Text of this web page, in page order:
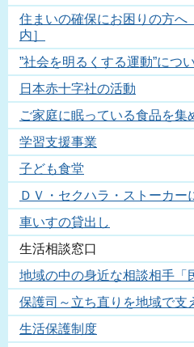
住まいの確保にお困りの方へ
内］
”社会を明るくする運動”につ
日本赤十字社の活動
ご家庭に眠っている食品を集
学習支援事業
子ども食堂
ＤＶ・セクハラ・ストーカー
車いすの貸出し
生活相談窓口
地域の中の身近な相談相手「
保護司～立ち直りを地域で支
生活保護制度